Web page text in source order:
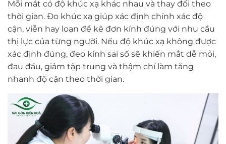
Mỗi mắt có độ khúc xạ khác nhau và thay đổi theo
thời gian. Đo khúc xạ giúp xác định chính xác độ
cận, viễn hay loạn để kê đơn kính đúng với nhu cầu
thị lực của từng người. Nếu độ khúc xạ không được
xác định đúng, đeo kính sai số sẽ khiến mắt dễ mỏi,
đau đầu, giảm tập trung và thậm chí làm tăng
nhanh độ cận theo thời gian.